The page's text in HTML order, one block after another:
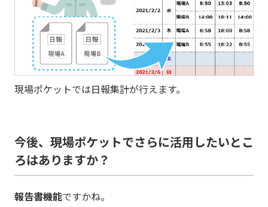
現場ポケットでは日報集計が行えます。
今後、現場ポケットでさらに活用したいとこ
ろはありますか？
報告書機能ですかね。